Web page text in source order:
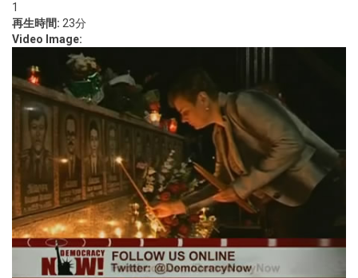
1
再生時間: 23分
Video Image: